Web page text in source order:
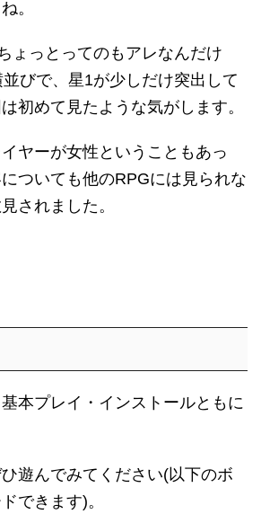
。
ょっとってのもアレなんだけ
びで、星1が少しだけ突出して
初めて見たような気がします。
ヤーが女性ということもあっ
ついても他のRPGには見られな
されました。
本プレイ・インストールともに
遊んでみてください(以下のボ
できます)。